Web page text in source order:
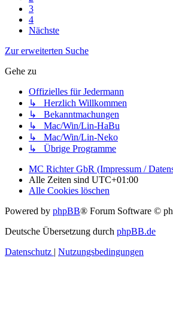
3
4
Nächste
Zur erweiterten Suche
Gehe zu
Offizielles für Jedermann
↳ Herzlich Willkommen
↳ Bekanntmachungen
↳ Mac/Win/Lin-HaBu
↳ Mac/Win/Lin-Neko
↳ Übrige Programme
MC Richter GbR (Impressum /
Alle Zeiten sind UTC+01:00
Alle Cookies löschen
Powered by phpBB® Forum Software ©
Deutsche Übersetzung durch phpBB.de
Datenschutz
Nutzungsbedingungen